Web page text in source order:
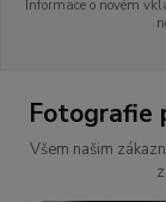
Informace o novém
Fotografie
Všem našim